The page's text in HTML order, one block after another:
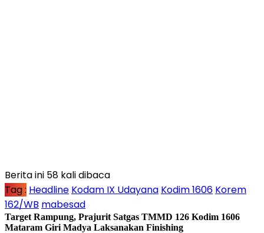
Berita ini 58 kali dibaca
Tag : Headline Kodam IX Udayana Kodim 1606 Korem
162/WB mabesad
Target Rampung, Prajurit Satgas TMMD 126 Kodim 1606
Mataram Giri Madya Laksanakan Finishing